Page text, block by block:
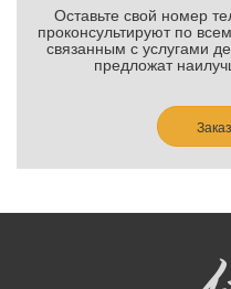
Оставьте свой номер
проконсультируют по
связанным с услугами
предложат